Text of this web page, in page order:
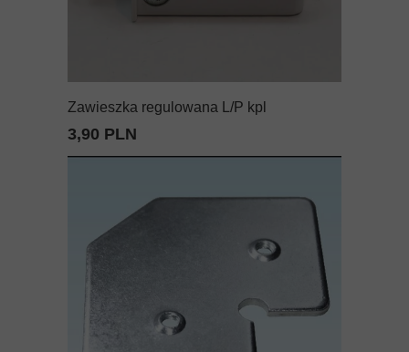
Zawieszka regulowana L/P kpl
3,90 PLN